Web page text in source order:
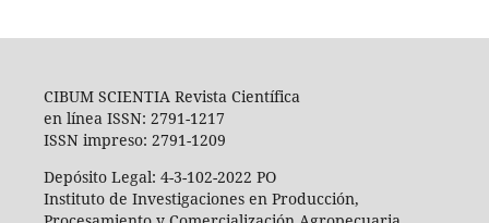
CIBUM SCIENTIA Revista Científica
en línea ISSN: 2791-1217
ISSN impreso: 2791-1209
Depósito Legal: 4-3-102-2022 PO
Instituto de Investigaciones en Producción,